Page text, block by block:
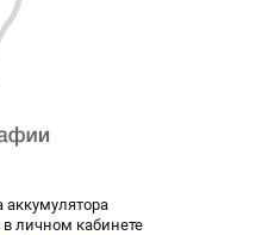
аккумулятора
личном кабинете